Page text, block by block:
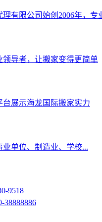
有限公司始创2006年，
导者，让搬家变得更简单
展示海龙国际搬家实力
单位、制造业、学校...
9518
38888886